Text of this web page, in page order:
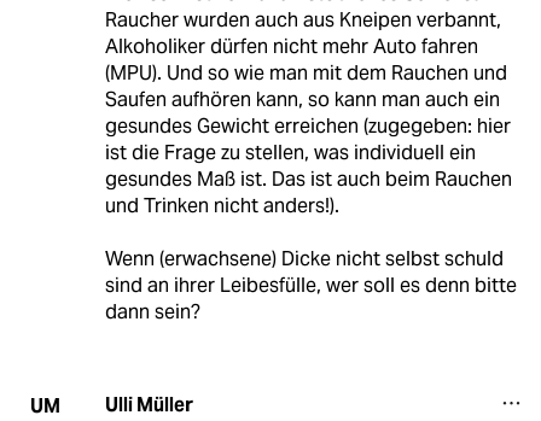
Raucher wurden auch aus Kneipen verbannt,
Alkoholiker dürfen nicht mehr Auto fahren
(MPU). Und so wie man mit dem Rauchen und
Saufen aufhören kann, so kann man auch ein
gesundes Gewicht erreichen (zugegeben: hier
ist die Frage zu stellen, was individuell ein
gesundes Maß ist. Das ist auch beim Rauchen
und Trinken nicht anders!).
Wenn (erwachsene) Dicke nicht selbst schuld
sind an ihrer Leibesfülle, wer soll es denn bitte
dann sein?
UM Ulli Müller